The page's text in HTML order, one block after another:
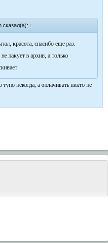
сказал(а): ↑
красота, спасибо еще раз.
пакует в архив, а только
тупо некогда, а оплачивать никто не